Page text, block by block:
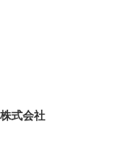
式会社